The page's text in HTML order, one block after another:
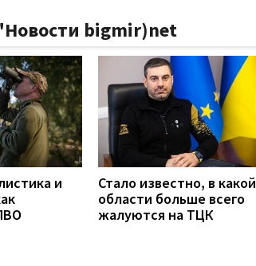
bigmir)net
и
Стало известно, в какой
области больше всего
жалуются на ТЦК